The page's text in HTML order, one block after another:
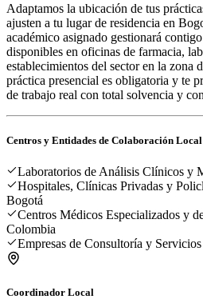
Adaptamos la ubicación de tus
ajusten a tu lugar de residencia en
académico asignado gestionará
disponibles en oficinas de farmacia,
establecimientos del sector en la zona
práctica presencial es obligatoria y te
de trabajo real con total solvencia y
Centros y Entidades de Colaboración Local
Laboratorios de Análisis Clínicos y
Hospitales, Clínicas Privadas y
Bogotá
Centros Médicos Especializados y
Colombia
Empresas de Consultoría y
Coordinador Local